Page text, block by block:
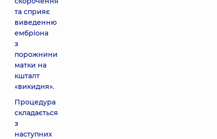
та сприяє
виведенню
ембріона
з
порожнини
матки на
кшталт
«викидня».
Процедура
складається
з
наступних